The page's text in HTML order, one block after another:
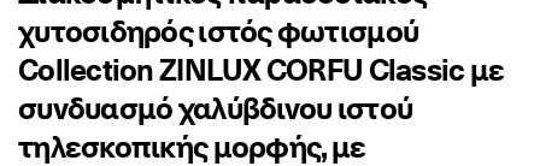
χυτοσιδηρός ιστός φωτισμού
Collection ZINLUX CORFU Classic με
συνδυασμό χαλύβδινου ιστού
τηλεσκοπικής μορφής, με